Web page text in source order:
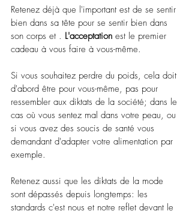
Retenez déjà que l'important est de se sentir
bien dans sa tête pour se sentir bien dans
son corps et . L'acceptation est le premier
cadeau à vous faire à vous-même.
Si vous souhaitez perdre du poids, cela doit
d'abord être pour vous-même, pas pour
ressembler aux diktats de la société; dans le
cas où vous sentez mal dans votre peau, ou
si vous avez des soucis de santé vous
demandant d'adapter votre alimentation par
exemple.
Retenez aussi que les diktats de la mode
sont dépassés depuis longtemps: les
standards c'est nous et notre reflet devant le